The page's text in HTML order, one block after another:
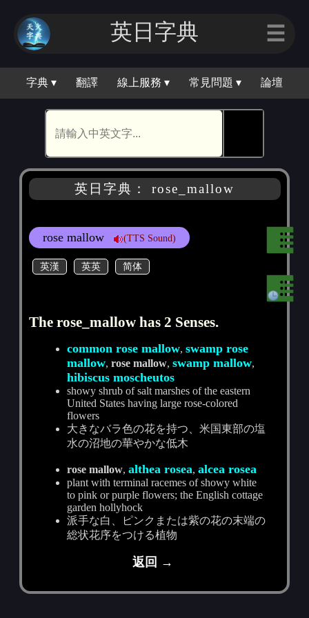
英日字典 ☰
字典 ▾ 翻譯 線上服務 ▾ 常見問題 ▾ 論壇
英日字典： rose_mallow
rose mallow (TTS Sound)
英漢 英英 简体
The rose_mallow has 2 Senses.
common rose mallow,swamp rose
mallow,rose mallow,swamp mallow,
hibiscus moscheutos
showy shrub of salt marshes of the eastern
United States having large rose-colored
flowers
大きなバラ色の花を持つ、米国東部の塩
水の沼地の華やかな低木
rose mallow,althea rosea,alcea rosea
plant with terminal racemes of showy white
to pink or purple flowers; the English cottage
garden hollyhock
派手な白、ピンクまたは紫の花の末端の
総状花序をつける植物
返回 →